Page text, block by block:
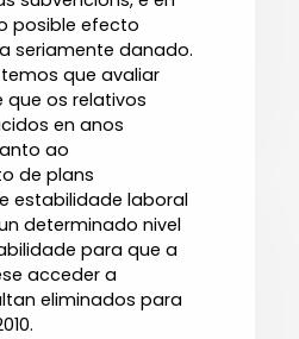
posible efecto
seriamente danado.
que avaliar
os relativos
en anos
ao
de plans
estabilidade laboral
determinado nivel
para que a
acceder a
eliminados para